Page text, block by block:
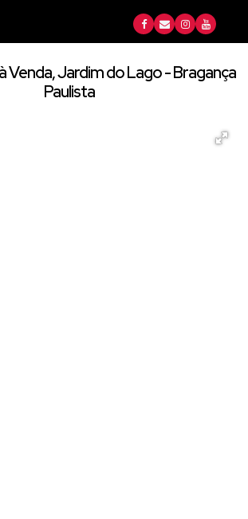
Jardim do Lago - Bragança
Paulista